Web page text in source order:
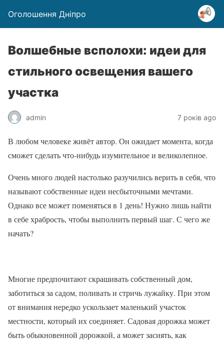
Оголошення Дніпро
Волшебные всполохи: идеи для
стильного освещения вашего
участка
admin 7 років ago
В любом человеке живёт автор. Он ожидает момента, когда
сможет сделать что-нибудь изумительное и великолепное.
Очень много людей настолько разучились верить в себя, что
называют собственные идеи несбыточными мечтами.
Однако все может поменяться в 1 день! Нужно лишь найти
в себе храбрость, чтобы выполнить первый шаг. С чего же
начать?
Многие предпочитают скрашивать собственный дом,
заботиться за садом, поливать и стричь лужайку. При этом
от внимания нередко ускользает маленький участок
местности, который их соединяет. Садовая дорожка может
быть обыкновенной дорожкой, а может засиять, как